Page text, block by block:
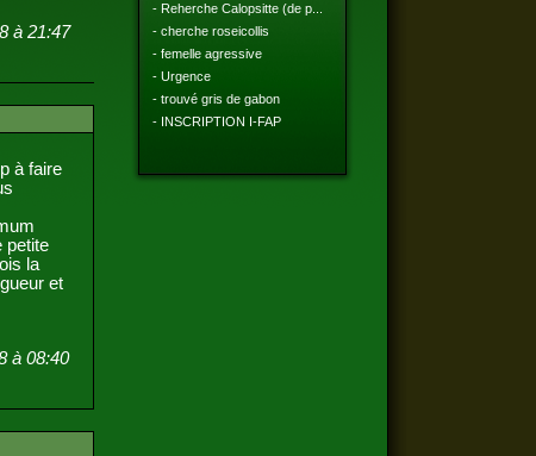
à 21:47
à faire
petite
la
et
à 08:40
- Reherche Calopsitte (de p...
- cherche roseicollis
- femelle agressive
- Urgence
- trouvé gris de gabon
- INSCRIPTION I-FAP